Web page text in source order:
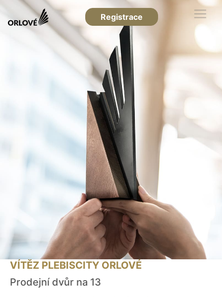
Registrace
VÍTĚZ PLEBISCITY ORLOVÉ
Prodejní dvůr na 13